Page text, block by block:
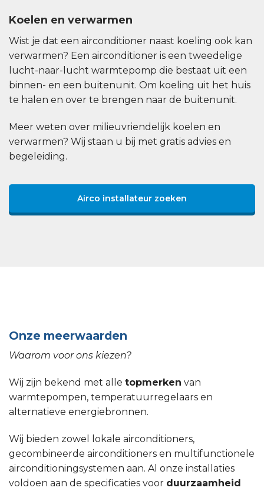
Koelen en verwarmen
Wist je dat een airconditioner naast koeling ook kan
verwarmen? Een airconditioner is een tweedelige
lucht-naar-lucht warmtepomp die bestaat uit een
binnen- en een buitenunit. Om koeling uit het huis
te halen en over te brengen naar de buitenunit.
Meer weten over milieuvriendelijk koelen en
verwarmen? Wij staan u bij met gratis advies en
begeleiding.
Airco installateur zoeken
Onze meerwaarden
Waarom voor ons kiezen?
Wij zijn bekend met alle topmerken van
warmtepompen, temperatuurregelaars en
alternatieve energiebronnen.
Wij bieden zowel lokale airconditioners,
gecombineerde airconditioners en multifunctionele
airconditioningsystemen aan. Al onze installaties
voldoen aan de specificaties voor duurzaamheid